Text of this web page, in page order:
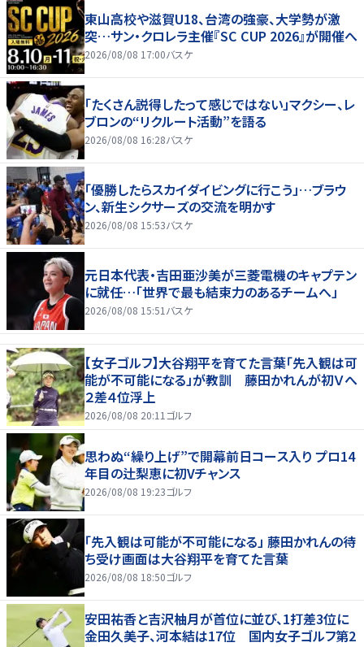
東山高校や滋賀U18、台湾の強豪、大学勢が激
突…サン・クロレラ主催『SC CUP 2026』が開催へ
2026/08/08 17:00バスケ
「たくさん説得したって感じではない」マクシー、レ
ブロンの“リクルート活動”を語る
2026/08/08 16:28バスケ
「優勝したらスカイダイビングに行こう」…ブラウ
ン、新生シクサーズの交流を明かす
2026/08/08 15:53バスケ
元日本代表・吉田亜沙美が三菱電機のキャプテン
に就任…「世界で最も結束力のあるチームへ」
2026/08/08 15:51 バスケ
【女子ゴルフ】大谷翔平を育てた言葉「先入観は可
能が不可能になる」が教訓 藤田かれんが初Ｖへ
２差４位浮上
2026/08/08 20:11 ゴルフ
思わぬ“繰り上げ”で開幕前日コース入り プロ14
年目の辻梨恵に初Vチャンス
2026/08/08 19:23ゴルフ
「先入観は可能が不可能になる」 藤田かれんの待
ち受け画面は大谷翔平を育てた言葉
2026/08/08 18:50ゴルフ
安田祐香と吉沢柚月が首位に並び、1打差3位に
金田久美子、河本結は17位 国内女子ゴルフ第2